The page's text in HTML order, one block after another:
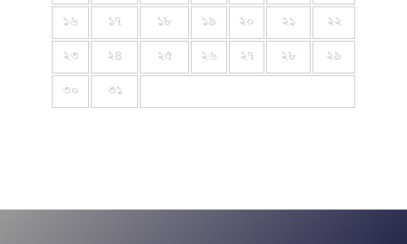
১৬ ১৭ ১৮ ১৯ ২০ ২১ ২২
২৩ ২৪ ২৫ ২৬ ২৭ ২৮ ২৯
৩০ ৩১